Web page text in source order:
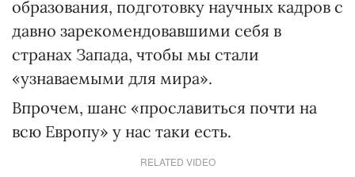
образования, подготовку научных кадров с
давно зарекомендовавшими себя в
странах Запада, чтобы мы стали
«узнаваемыми для мира».
Впрочем, шанс «прославиться почти на
всю Европу» у нас таки есть.
RELATED VIDEO